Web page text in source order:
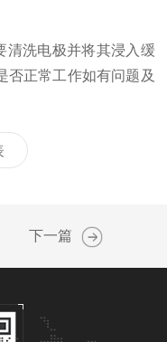
洗电极并将其浸入缓
否正常工作如有问题及
下一篇